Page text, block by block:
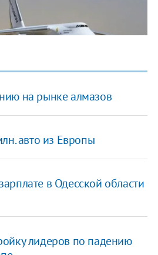
на рынке алмазов
авто из Европы
в Одесской области
лидеров по падению